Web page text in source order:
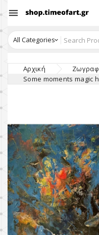

Αρχική
Some moments magic